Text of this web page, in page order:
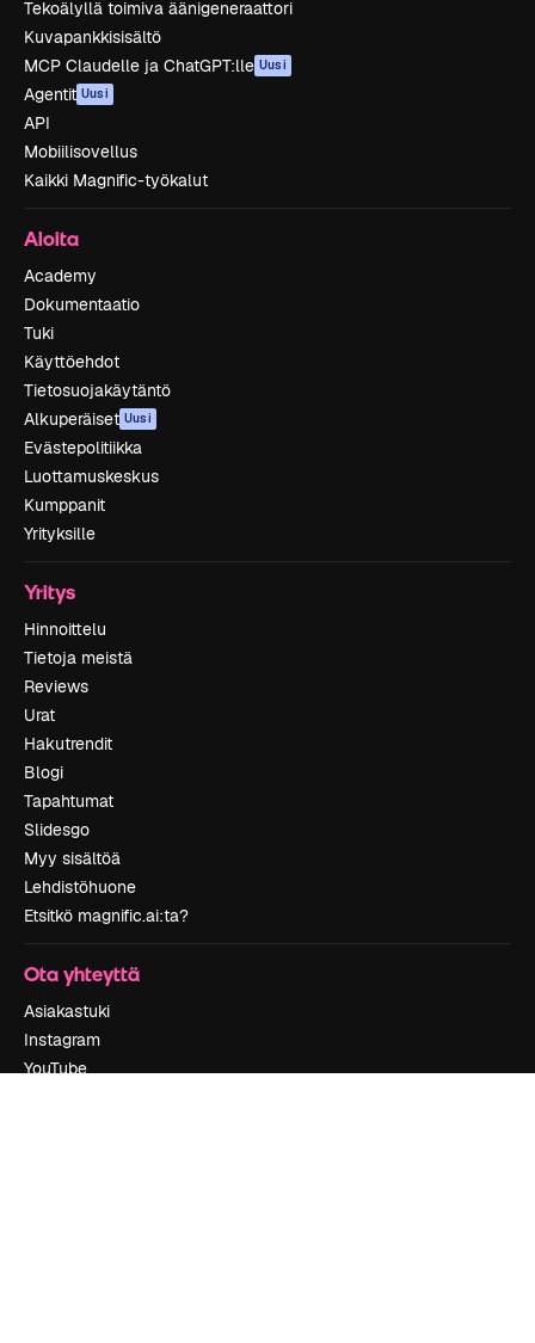
Tekoälyllä toimiva äänigeneraattori
Kuvapankkisisältö
MCP Claudelle ja ChatGPT:lle Uusi
Agentit Uusi
API
Mobiilisovellus
Kaikki Magnific-työkalut
Aloita
Academy
Dokumentaatio
Tuki
Käyttöehdot
Tietosuojakäytäntö
Alkuperäiset Uusi
Evästepolitiikka
Luottamuskeskus
Kumppanit
Yrityksille
Yritys
Hinnoittelu
Tietoja meistä
Reviews
Urat
Hakutrendit
Blogi
Tapahtumat
Slidesgo
Myy sisältöä
Lehdistöhuone
Etsitkö magnific.ai:ta?
Ota yhteyttä
Asiakastuki
Instagram
YouTube